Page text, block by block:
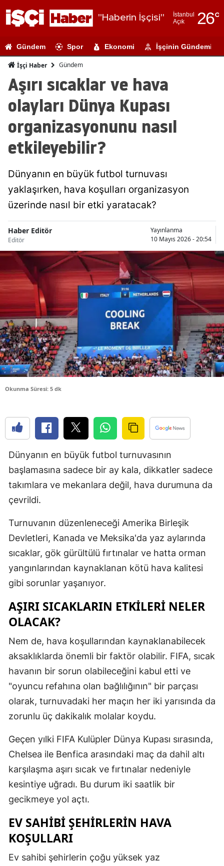
"Haberin İşçisi"
İstanbul
Açık
26°
Adıyaman
Aydın
Bilecik
Bingöl
Bitlis
Bolu
Burdur
Bursa
Çanakkale
Çankırı
Denizli
Diyarbakır
Elazığ
Erzurum
Eskişehir
Gaziantep
Gümüşhane
Hatay
Mersin
İstanbul
Kars
Kastamonu
Gündem Spor Ekonomi İşçinin Gündemi
İşçi Haber Gündem
Aşırı sıcaklar ve hava
olayları Dünya Kupası
organizasyonunu nasıl
etkileyebilir?
Dünyanın en büyük futbol turnuvası
yaklaşırken, hava koşulları organizasyon
üzerinde nasıl bir etki yaratacak?
Haber Editör
Editör
Yayınlanma
10 Mayıs 2026 - 20:54
Okunma Süresi: 5 dk
Dünyanın en büyük futbol turnuvasının
başlamasına sadece bir ay kala, dikkatler sadece
takımlara ve mekanlara değil, hava durumuna da
çevrildi.
Turnuvanın düzenleneceği Amerika Birleşik
Devletleri, Kanada ve Meksika'da yaz aylarında
sıcaklar, gök gürültülü fırtınalar ve hatta orman
yangınlarından kaynaklanan kötü hava kalitesi
gibi sorunlar yaşanıyor.
AŞIRI SICAKLARIN ETKILERI NELER
OLACAK?
Nem de, hava koşullarından kaynaklanabilecek
aksaklıklarda önemli bir faktör olabilir. FIFA, sıcak
havanın bir sorun olabileceğini kabul etti ve
"oyuncu refahına olan bağlılığının" bir parçası
olarak, turnuvadaki her maçın her iki yarısında da
zorunlu üç dakikalık molalar koydu.
Geçen yılki FIFA Kulüpler Dünya Kupası sırasında,
Chelsea ile Benfica arasındaki maç da dahil altı
karşılaşma aşırı sıcak ve fırtınalar nedeniyle
kesintiye uğradı. Bu durum iki saatlik bir
gecikmeye yol açtı.
EV SAHIBI ŞEHIRLERIN HAVA
KOŞULLARI
Ev sahibi şehirlerin çoğu yüksek yaz